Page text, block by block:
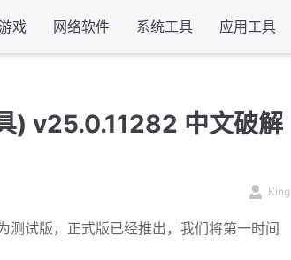
戏 网络软件 系统工具 应用工具
v25.0.11282 中文破解
King
测试版，正式版已经推出，我们将第一时间